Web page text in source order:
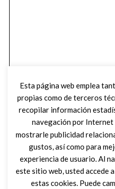
Esta página web emplea
propias como de terceros
recopilar información
navegación por Internet
mostrarle publicidad
gustos, así como para
experiencia de usuario. Al
este sitio web, usted accede
estas cookies. Puede